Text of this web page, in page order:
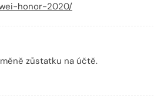
honor-2020/
zůstatku na účtě.